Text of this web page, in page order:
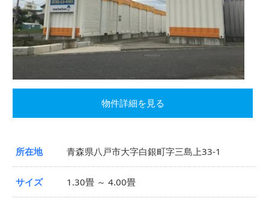
物件詳細を見る
所在地 青森県八戸市大字白銀町字三島上33-1
サイズ 1.30畳 ～ 4.00畳